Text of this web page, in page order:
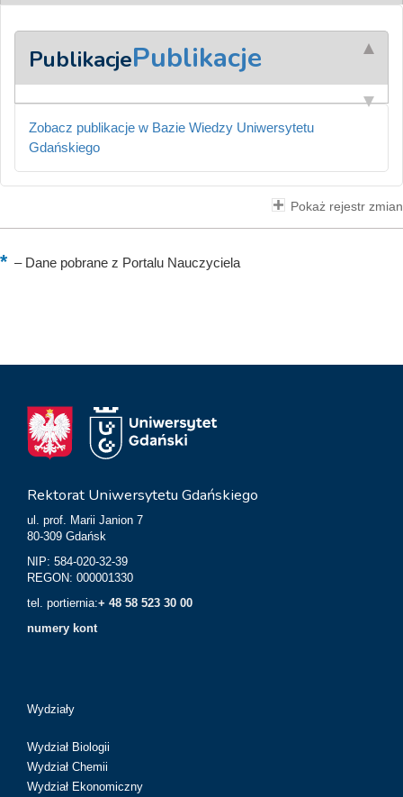
PublikacjePublikacje
Zobacz publikacje w Bazie Wiedzy Uniwersytetu
Gdańskiego
Pokaż rejestr zmian
–Dane pobrane z Portalu Nauczyciela
Rektorat Uniwersytetu Gdańskiego
ul. prof. Marii Janion 7
80-309 Gdańsk
NIP: 584-020-32-39
REGON: 000001330
tel. portiernia:+ 48 58 523 30 00
numery kont
Wydziały
Wydział Biologii
Wydział Chemii
Wydział Ekonomiczny